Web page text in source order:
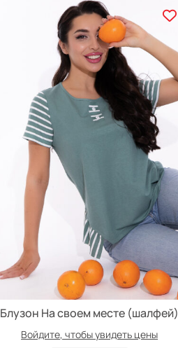
Блузон На своем месте (шалфей)
Войдите, чтобы увидеть цены